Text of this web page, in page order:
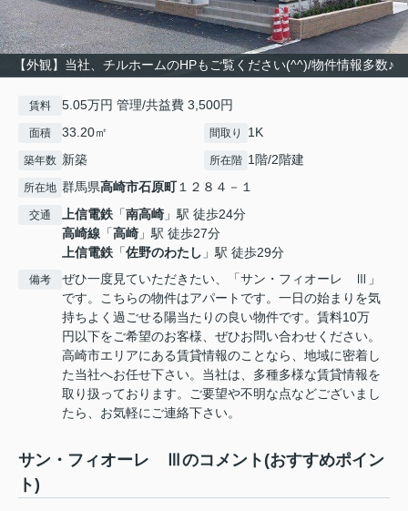
【外観】当社、チルホームのHPもご覧ください(^^)/物件情報多数♪
賃料 5.05万円 管理/共益費 3,500円
面積 33.20㎡ 間取り 1K
築年数 新築 所在階 1階/2階建
所在地 群馬県高崎市石原町１２８４－１
交通 上信電鉄 「南高崎 」駅 徒歩24分
高崎線 「高崎 」駅 徒歩27分
上信電鉄 「佐野のわたし 」駅 徒歩29分
備考
ぜひ一度見ていただきたい、「サン・フィオーレ Ⅲ」
です。こちらの物件はアパートです。一日の始まりを気
持ちよく過ごせる陽当たりの良い物件です。賃料10万
円以下をご希望のお客様、ぜひお問い合わせください。
高崎市エリアにある賃貸情報のことなら、地域に密着し
た当社へお任せ下さい。当社は、多種多様な賃貸情報を
取り扱っております。ご要望や不明な点などございまし
たら、お気軽にご連絡下さい。
サン・フィオーレ Ⅲのコメント(おすすめポイン
ト)